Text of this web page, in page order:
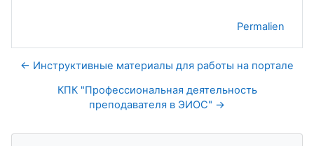
Permalien
← Инструктивные материалы для работы на портале
КПК "Профессиональная деятельность
преподавателя в ЭИОС" →